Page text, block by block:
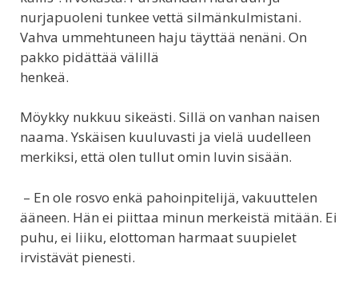
nurjapuoleni tunkee vettä silmänkulmistani.
Vahva ummehtuneen haju täyttää nenäni. On
pakko pidättää välillä
henkeä.
Möykky nukkuu sikeästi. Sillä on vanhan naisen
naama. Yskäisen kuuluvasti ja vielä uudelleen
merkiksi, että olen tullut omin luvin sisään.
– En ole rosvo enkä pahoinpitelijä, vakuuttelen
ääneen. Hän ei piittaa minun merkeistä mitään. Ei
puhu, ei liiku, elottoman harmaat suupielet
irvistävät pienesti.